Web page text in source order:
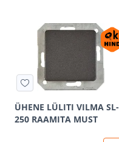
ÜHENE LÜLITI VILMA SL-
250 RAAMITA MUST